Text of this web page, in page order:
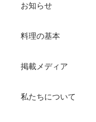
お知らせ
料理の基本
掲載メディア
私たちについて